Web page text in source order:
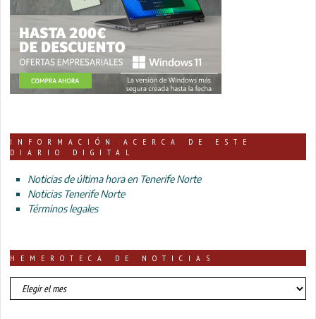
INFORMACIÓN ACERCA DE ESTE
DIARIO DIGITAL
Noticias de última hora en Tenerife Norte
Noticias Tenerife Norte
Términos legales
HEMEROTECA DE NOTICIAS
HEMEROTECA
DE